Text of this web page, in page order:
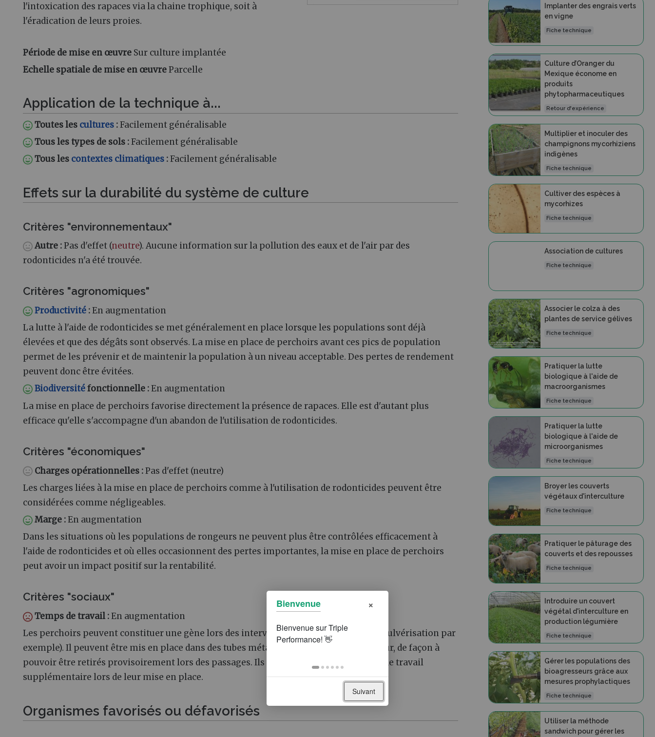
l'intoxication des rapaces via la chaine trophique, soit à
l'éradication de leurs proies.
Période de mise en œuvre Sur culture implantée
Echelle spatiale de mise en œuvreParcelle
Application de la technique à...
Toutes les cultures :Facilement généralisable
Tous les types de sols :Facilement généralisable
Tous les contextes climatiques :Facilement généralisable
Effets sur la durabilité du système de culture
Critères "environnementaux"
Autre :Pas d'effet (neutre). Aucune information sur la pollution des eaux et de l'air par des
rodonticides n'a été trouvée.
Critères "agronomiques"
Productivité :En augmentation
La lutte à l'aide de rodonticides se met généralement en place lorsque les populations sont déjà
élevées et que des dégâts sont observés. La mise en place de perchoirs avant ces pics de population
permet de les prévenir et de maintenir la population à un niveau acceptable. Des pertes de rendement
peuvent donc être évitées.
Biodiversitéfonctionnelle :En augmentation
La mise en place de perchoirs favorise directement la présence de rapaces. Elle est d'autant plus
efficace qu'elle s'accompagne d'un abandon de l'utilisation de rodonticides.
Critères "économiques"
Charges opérationnelles :Pas d'effet (neutre)
Les charges liées à la mise en place de perchoirs comme à l'utilisation de rodonticides peuvent être
considérées comme négligeables.
Marge :En augmentation
Dans les situations où les populations de rongeurs ne peuvent plus être contrôlées efficacement à
l'aide de rodonticides et où elles occasionnent des pertes importantes, la mise en place de perchoirs
peut avoir un impact positif sur la rentabilité.
Critères "sociaux"
Temps de travail :En augmentation
Les perchoirs peuvent constituer une gène lors des interventions dans les parcelles (pulvérisation par
exemple). Il peuvent être mis en place dans des tubes métalliques de diamètre supérieur, de façon à
pouvoir être retirés provisoirement lors des passages. Ils nécessitent aussi un temps de travail
supplémentaire lors de leur mise en place.
Organismes favorisés ou défavorisés
Implanter des engrais verts
en vigne
Fiche technique
Culture d’Oranger du
Mexique économe en
produits
phytopharmaceutiques
Retour d'expérience
Multiplier et inoculer des
champignons mycorhiziens
indigènes
Fiche technique
Cultiver des espèces à
mycorhizes
Fiche technique
Association de cultures
Fiche technique
Associer le colza à des
plantes de service gélives
Fiche technique
Pratiquer la lutte
biologique à l'aide de
macroorganismes
Fiche technique
Pratiquer la lutte
biologique à l'aide de
microorganismes
Fiche technique
Broyer les couverts
végétaux d'interculture
Fiche technique
Pratiquer le pâturage des
couverts et des repousses
Fiche technique
Introduire un couvert
végétal d'interculture en
production légumière
Fiche technique
Gérer les populations des
bioagresseurs grâce aux
mesures prophylactiques
Fiche technique
Utiliser la méthode
sandwich pour gérer les
Bienvenue ×
Suivant